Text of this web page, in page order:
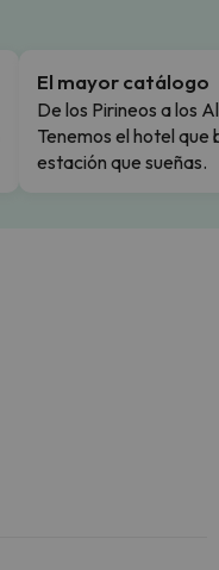
El mayor catálogo
De los Pirineos a los
Tenemos el hotel que
estación que sueñas.